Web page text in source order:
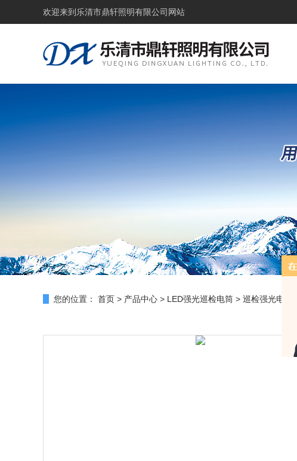
欢迎来到 乐清市鼎轩照明有限公司网站
您的位置： 首页 > 产品中心 > LED强光巡检电筒 > 巡检强光电筒